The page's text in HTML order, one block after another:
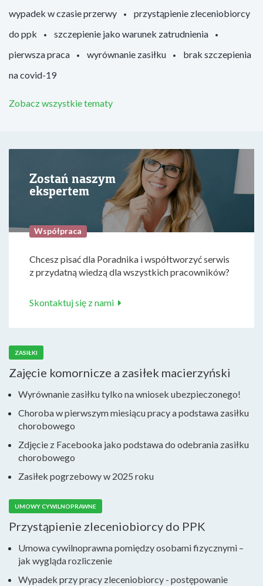
wypadek w czasie przerwy
przystąpienie zleceniobiorcy
do ppk
szczepienie jako warunek zatrudnienia
pierwsza praca
wyrównanie zasiłku
brak szczepienia
na covid-19
Zobacz wszystkie tematy
Zostań naszym
ekspertem
Współpraca
Chcesz pisać dla Poradnika i współtworzyć serwis
z przydatną wiedzą dla wszystkich pracowników?
Skontaktuj się z nami
ZASIŁKI
Zajęcie komornicze a zasiłek macierzyński
Wyrównanie zasiłku tylko na wniosek ubezpieczonego!
Choroba w pierwszym miesiącu pracy a podstawa zasiłku
chorobowego
Zdjęcie z Facebooka jako podstawa do odebrania zasiłku
chorobowego
Zasiłek pogrzebowy w 2025 roku
UMOWY CYWILNOPRAWNE
Przystąpienie zleceniobiorcy do PPK
Umowa cywilnoprawna pomiędzy osobami fizycznymi –
jak wygląda rozliczenie
Wypadek przy pracy zleceniobiorcy - postępowanie